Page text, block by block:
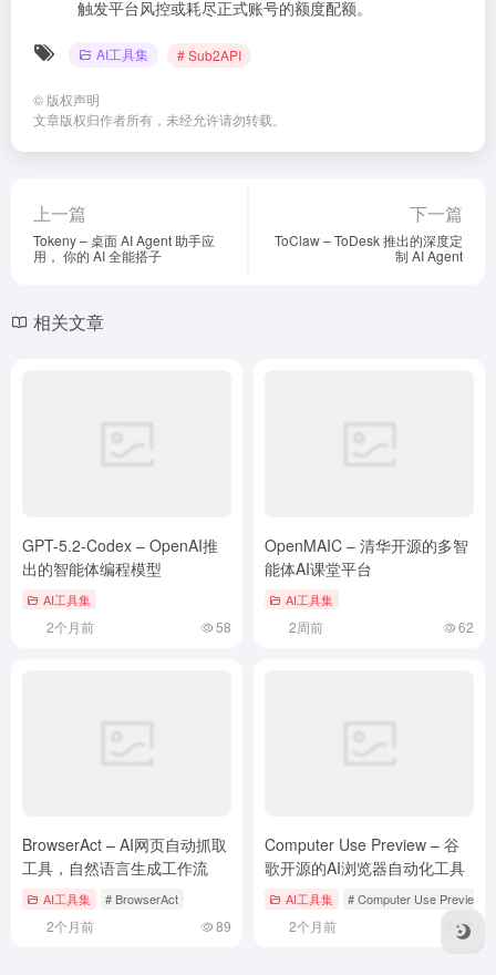
触发平台风控或耗尽正式账号的额度配额。
AI工具集 # Sub2API
© 版权声明
文章版权归作者所有，未经允许请勿转载。
上一篇
Tokeny – 桌面 AI Agent 助手应
用， 你的 AI 全能搭子
下一篇
ToClaw – ToDesk 推出的深度定
制 AI Agent
相关文章
GPT-5.2-Codex – OpenAI推
出的智能体编程模型
AI工具集
2个月前 58
OpenMAIC – 清华开源的多智
能体AI课堂平台
AI工具集
2周前 62
BrowserAct – AI网页自动抓取
工具，自然语言生成工作流
AI工具集 # BrowserAct
2个月前 89
Computer Use Preview – 谷
歌开源的AI浏览器自动化工具
AI工具集 # Computer Use Preview
2个月前 62